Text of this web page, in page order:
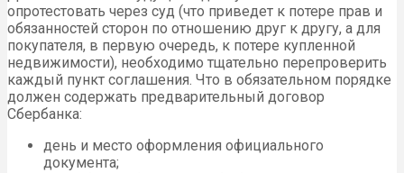
опротестовать через суд (что приведет к потере прав и
обязанностей сторон по отношению друг к другу, а для
покупателя, в первую очередь, к потере купленной
недвижимости), необходимо тщательно перепроверить
каждый пункт соглашения. Что в обязательном порядке
должен содержать предварительный договор
Сбербанка:
день и место оформления официального
документа;